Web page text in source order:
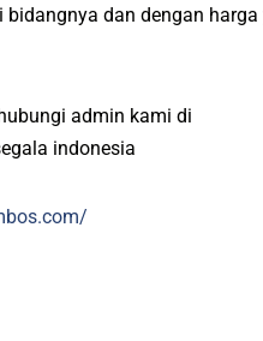
dan dengan harga
admin kami di
indonesia